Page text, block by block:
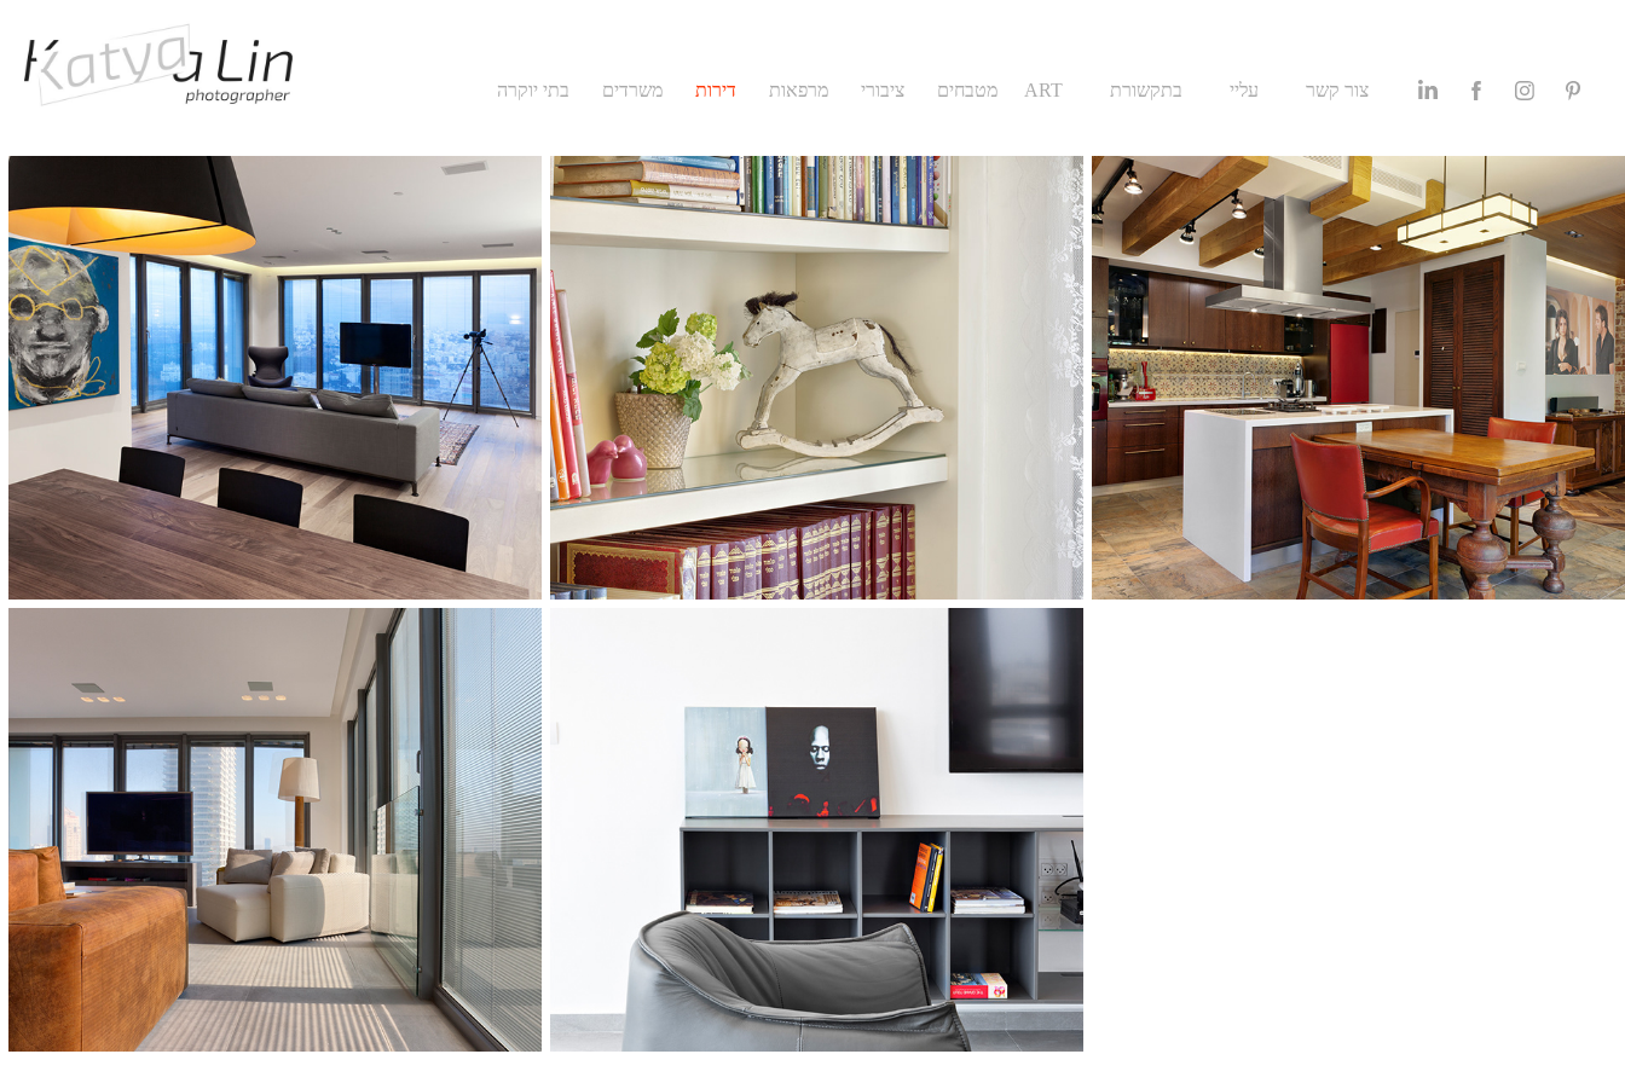
בתי יוקרה משרדים דירות מרפאות ציבורי מטבחים ART בתקשורת עליי צור קשר
Park Tzameret 1 - Tel Aviv Modi'in house 1 Modi'in house 2
Park Tzameret 2 - Tel Aviv "Reviyat Florentin"  apartment - Tel Aviv